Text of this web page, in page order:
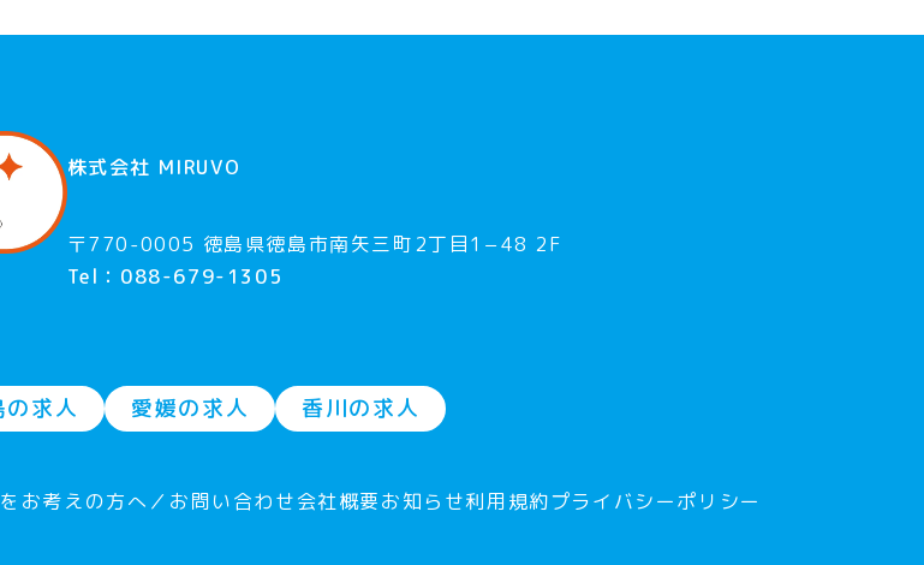
株式会社 MIRUVO
〒770-0005 徳島県徳島市南矢三町2丁目1−48 2F
Tel：088-679-1305
の求人 愛媛の求人 香川の求人
お考えの方へ／お問い合わせ会社概要お知らせ利用規約プライバシーポリシー